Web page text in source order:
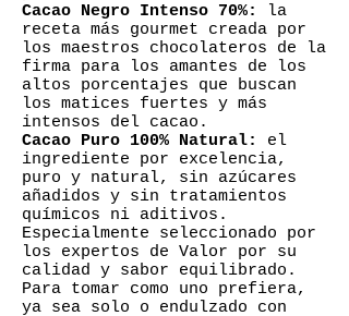
Cacao Negro Intenso 70%:
la
receta más gourmet creada por
los maestros chocolateros de la
firma para los amantes de los
altos porcentajes que buscan
los matices fuertes y más
intensos del cacao.
Cacao Puro 100% Natural:
el
ingrediente por excelencia,
puro y natural, sin azúcares
añadidos y sin tratamientos
químicos ni aditivos.
Especialmente seleccionado por
los expertos de Valor por su
calidad y sabor equilibrado.
Para tomar como uno prefiera,
ya sea solo o endulzado con